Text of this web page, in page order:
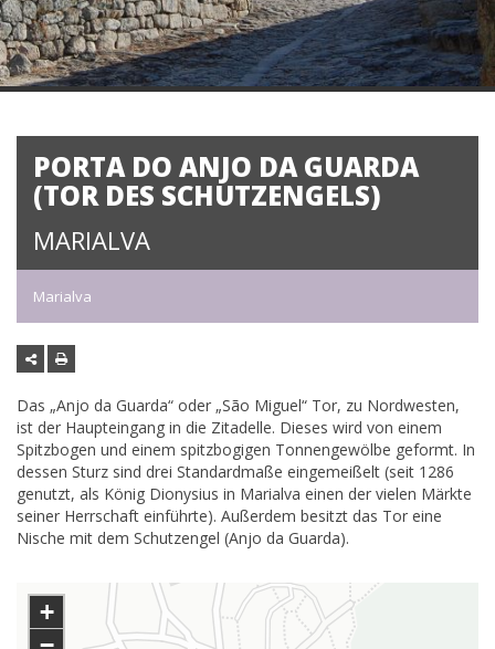
PORTA DO ANJO DA GUARDA
(TOR DES SCHUTZENGELS)
MARIALVA
Marialva
Das „Anjo da Guarda“ oder „São Miguel“ Tor, zu Nordwesten,
ist der Haupteingang in die Zitadelle. Dieses wird von einem
Spitzbogen und einem spitzbogigen Tonnengewölbe geformt. In
dessen Sturz sind drei Standardmaße eingemeißelt (seit 1286
genutzt, als König Dionysius in Marialva einen der vielen Märkte
seiner Herrschaft einführte). Außerdem besitzt das Tor eine
Nische mit dem Schutzengel (Anjo da Guarda).
+